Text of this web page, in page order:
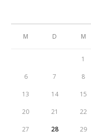
M D M
1
6 7 8
13 14 15
20 21 22
27 28 29